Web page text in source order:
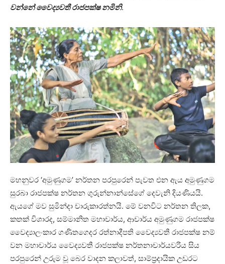
වන්නේ වෛද්‍යවතී රාජපක්ෂ නමිනි.
මහනුවර ‘අමුණුගම’ නර්තන පරපුරෙන් පැවත එන ඇය අමුණුගම
සුරබා රාජපක්ෂ නර්තන ගුරුන්නාන්සේගේ දෙවැනි දියණියයි.
ඇයගේ මව සුමින්දා චාරුකාරත්නයි. මේ වනවිට නර්තන තිලක,
කතක් විශාරද, සම්මානිත මහාචාර්ය, ආචාර්ය අමුණුගම රාජපක්ෂ
වෛද්‍යාලංකාර ගණිතගෙදර රත්නාදීපති වෛද්‍යවතී රාජපක්ෂ නම්
වන මහාචාර්ය වෛද්‍යවතී රාජපක්ෂ නර්තනාචාර්යවරිය සිය
පරපුරෙන් උරුම වූ බෙර වාදන කලාවත්, සාම්ප්‍රදායික උඩරට